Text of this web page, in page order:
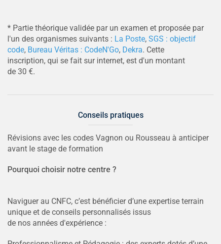
* Partie théorique validée par un examen et proposée par
l'un des organismes suivants : La Poste, SGS : objectif
code, Bureau Véritas : CodeN'Go, Dekra. Cette
inscription, qui se fait sur internet, est d'un montant
de 30 €.
Conseils pratiques
Révisions avec les codes Vagnon ou Rousseau à anticiper
avant le stage de formation
Pourquoi choisir notre centre ?
Naviguer au CNFC, c’est bénéficier d’une expertise terrain
unique et de conseils personnalisés issus
de nos années d'expérience :